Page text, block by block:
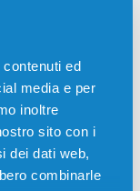
ed
media e per
inoltre
sito con i
dei dati web,
combinarle
49
prodotto per